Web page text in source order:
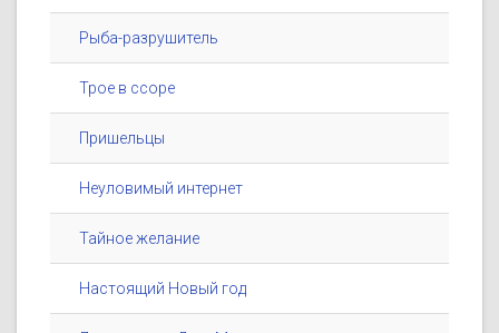
Рыба-разрушитель
Трое в ссоре
Пришельцы
Неуловимый интернет
Тайное желание
Настоящий Новый год